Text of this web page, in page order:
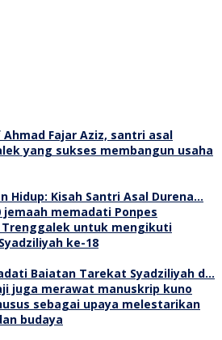
Hidup: Kisah Santri Asal Durena…
Baiatan Tarekat Syadziliyah d…